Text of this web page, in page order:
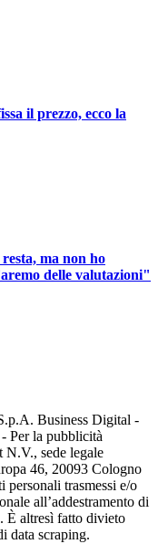
il prezzo, ecco la
ma non ho
delle valutazioni"
Business Digital -
Per la pubblicità
sede legale
46, 20093 Cologno
personali trasmessi e/o
all’addestramento di
È altresì fatto divieto
data scraping.